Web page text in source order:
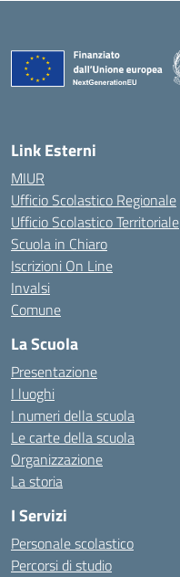
Link Esterni
MIUR
Ufficio Scolastico Regionale
Ufficio Scolastico Territoriale
Scuola in Chiaro
Iscrizioni On Line
Invalsi
Comune
La Scuola
Presentazione
I luoghi
I numeri della scuola
Le carte della scuola
Organizzazione
La storia
I Servizi
Personale scolastico
Percorsi di studio